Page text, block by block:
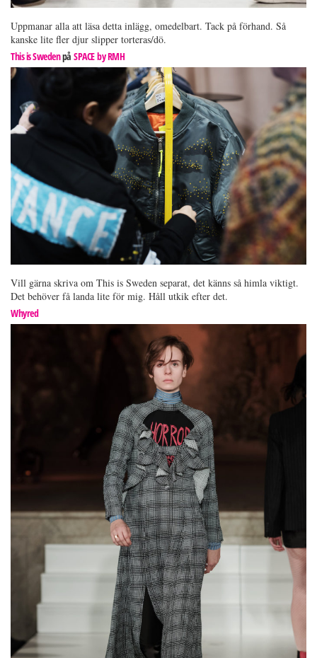
Uppmanar alla att läsa detta inlägg, omedelbart. Tack på förhand. Så
kanske lite fler djur slipper torteras/dö.
This is Swedenpå SPACE by RMH
Vill gärna skriva om This is Sweden separat, det känns så himla viktigt.
Det behöver få landa lite för mig. Håll utkik efter det.
Whyred